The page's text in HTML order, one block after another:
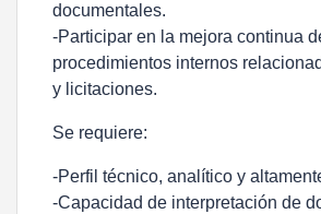
documentales.
-Participar en la mejora continua
procedimientos internos
y licitaciones.
Se requiere:
-Perfil técnico, analítico y
-Capacidad de interpretación de